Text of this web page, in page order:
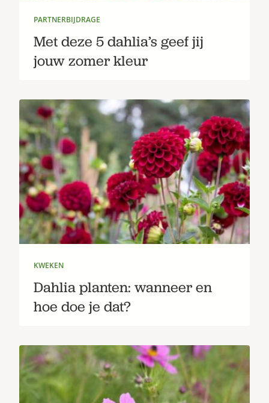
PARTNERBIJDRAGE
Met deze 5 dahlia’s geef jij
jouw zomer kleur
KWEKEN
Dahlia planten: wanneer en
hoe doe je dat?